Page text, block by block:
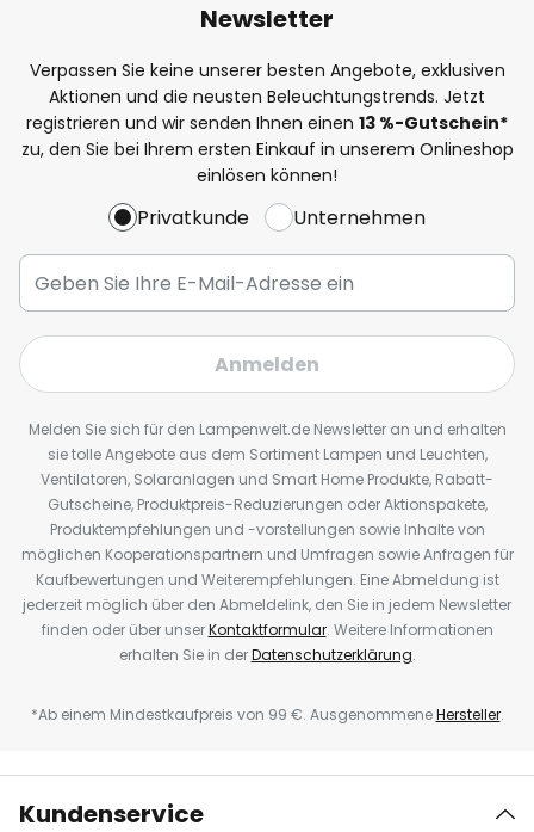
Newsletter
Verpassen Sie keine unserer besten Angebote, exklusiven
Aktionen und die neusten Beleuchtungstrends. Jetzt
registrieren und wir senden Ihnen einen 13 %-Gutschein*
zu, den Sie bei Ihrem ersten Einkauf in unserem Onlineshop
einlösen können!
Privatkunde Unternehmen
Anmelden
Melden Sie sich für den Lampenwelt.de Newsletter an und erhalten
sie tolle Angebote aus dem Sortiment Lampen und Leuchten,
Ventilatoren, Solaranlagen und Smart Home Produkte, Rabatt-
Gutscheine, Produktpreis-Reduzierungen oder Aktionspakete,
Produktempfehlungen und -vorstellungen sowie Inhalte von
möglichen Kooperationspartnern und Umfragen sowie Anfragen für
Kaufbewertungen und Weiterempfehlungen. Eine Abmeldung ist
jederzeit möglich über den Abmeldelink, den Sie in jedem Newsletter
finden oder über unserKontaktformular. Weitere Informationen
erhalten Sie in derDatenschutzerklärung.
*Ab einem Mindestkaufpreis von 99 €. AusgenommeneHersteller.
Kundenservice